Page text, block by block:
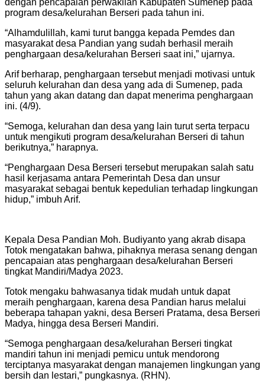
program desa/kelurahan Berseri pada tahun ini.
“Alhamdulillah, kami turut bangga kepada Pemdes dan
masyarakat desa Pandian yang sudah berhasil meraih
penghargaan desa/kelurahan Berseri saat ini,” ujarnya.
Arif berharap, penghargaan tersebut menjadi motivasi untuk
seluruh kelurahan dan desa yang ada di Sumenep, pada
tahun yang akan datang dan dapat menerima penghargaan
ini. (4/9).
“Semoga, kelurahan dan desa yang lain turut serta terpacu
untuk mengikuti program desa/kelurahan Berseri di tahun
berikutnya,” harapnya.
“Penghargaan Desa Berseri tersebut merupakan salah satu
hasil kerjasama antara Pemerintah Desa dan unsur
masyarakat sebagai bentuk kepedulian terhadap lingkungan
hidup,” imbuh Arif.
Kepala Desa Pandian Moh. Budiyanto yang akrab disapa
Totok mengatakan bahwa, pihaknya merasa senang dengan
pencapaian atas penghargaan desa/kelurahan Berseri
tingkat Mandiri/Madya 2023.
Totok mengaku bahwasanya tidak mudah untuk dapat
meraih penghargaan, karena desa Pandian harus melalui
beberapa tahapan yakni, desa Berseri Pratama, desa Berseri
Madya, hingga desa Berseri Mandiri.
“Semoga penghargaan desa/kelurahan Berseri tingkat
mandiri tahun ini menjadi pemicu untuk mendorong
terciptanya masyarakat dengan manajemen lingkungan yang
bersih dan lestari,” pungkasnya. (RHN).